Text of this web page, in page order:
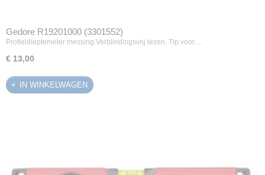
Gedore R19201000 (3301552)
Profieldieptemeter messing.Verblindingsvrij lezen. Tip voor…
€ 13,00
IN WINKELWAGEN